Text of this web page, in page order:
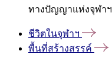
ทางปัญญาแห่งจุฬาฯ
ชีวิตในจุฬาฯ
พื้นที่สร้างสรรค์